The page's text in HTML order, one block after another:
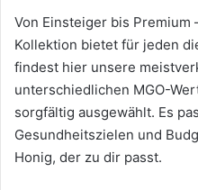
Von Einsteiger bis Premium
Kollektion bietet für jeden
findest hier unsere
unterschiedlichen MGO-
sorgfältig ausgewählt. Es
Gesundheitszielen und
Honig, der zu dir passt.